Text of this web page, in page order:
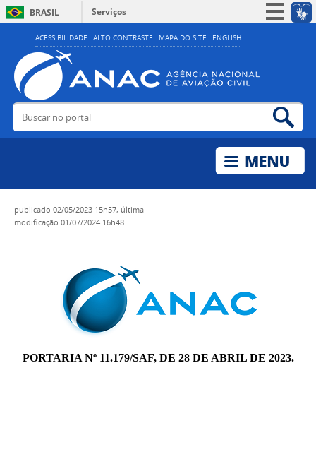
ACESSIBILIDADE ALTO CONTRASTE MAPA DO SITE ENGLISH
BRASIL
Serviços
Simplifique!
Acesso à informação
Legislação
Buscar no portal
publicado 02/05/2023 15h57, última
modificação 01/07/2024 16h48
PORTARIA Nº 11.179/SAF, DE 28 DE ABRIL DE 2023.